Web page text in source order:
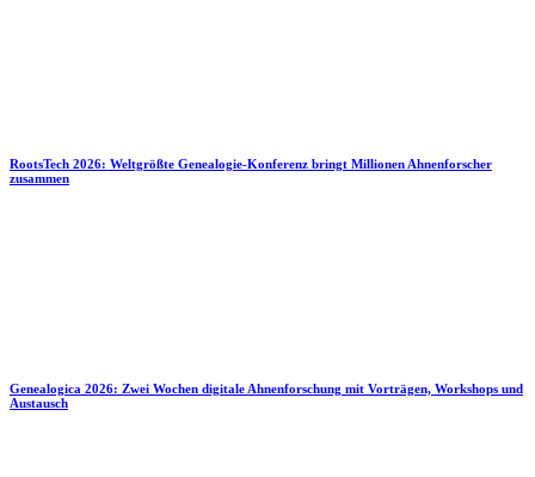
RootsTech 2026: Weltgrößte Genealogie-Konferenz bringt Millionen Ahnenforscher
zusammen
Genealogica 2026: Zwei Wochen digitale Ahnenforschung mit Vorträgen, Workshops und
Austausch